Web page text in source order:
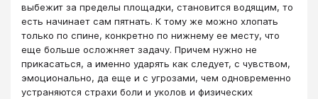
выбежит за пределы площадки, становится водящим, то
есть начинает сам пятнать. К тому же можно хлопать
только по спине, конкретно по нижнему ее месту, что
еще больше осложняет задачу. Причем нужно не
прикасаться, а именно ударять как следует, с чувством,
эмоционально, да еще и с угрозами, чем одновременно
устраняются страхи боли и уколов и физических